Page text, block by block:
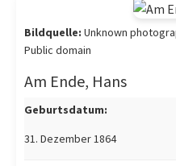
Am Ende, Hans
Geburtsdatum:
31. Dezember 1864
Bildquelle: Unknown
Public domain